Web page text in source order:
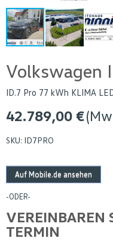
Volkswagen
ID.7 Pro 77 kWh KLIMA
42.789,00 €
SKU: ID7PRO
Auf Mobile.de ansehen
-ODER-
VEREINBAREN
TERMIN